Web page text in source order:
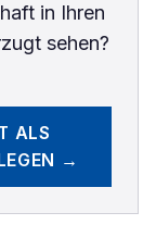
in Ihren
sehen?
ALS
→